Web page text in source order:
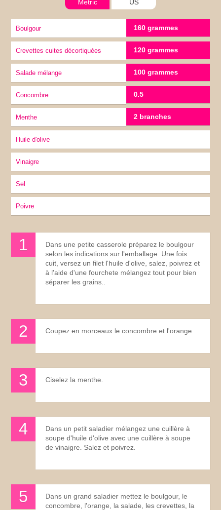
Metric US
boulgour 160 grammes
Crevettes cuites décortiquées 120 grammes
salade mélange 100 grammes
Concombre 0.5
Menthe 2 branches
Huile d'olive
vinaigre
sel
Poivre
Dans une petite casserole préparez le boulgour
selon les indications sur l'emballage. Une fois
cuit, versez un filet l'huile d'olive, salez, poivrez et
à l'aide d'une fourchete mélangez tout pour bien
séparer les grains..
Coupez en morceaux le concombre et l'orange.
Ciselez la menthe.
Dans un petit saladier mélangez une cuillère à
soupe d'huile d'olive avec une cuillère à soupe
de vinaigre. Salez et poivrez.
Dans un grand saladier mettez le boulgour, le
concombre, l'orange, la salade, les crevettes, la